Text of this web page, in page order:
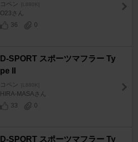
コペン
O23さん
36
0
D-SPORT スポーツマフラー Ty
pe II
コペン
HIRA-MASAさん
33
0
D-SPORT スポーツマフラー Ty